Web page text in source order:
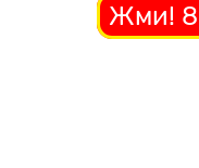
Жми! 8